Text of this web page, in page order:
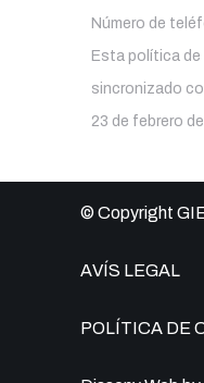
Número de
Esta política
sincronizado
23 de febrero
© Copyright
AVÍS LEGAL
POLÍTICA DE